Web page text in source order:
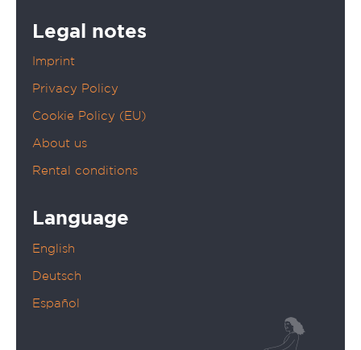
Legal notes
Imprint
Privacy Policy
Cookie Policy (EU)
About us
Rental conditions
Language
English
Deutsch
Español